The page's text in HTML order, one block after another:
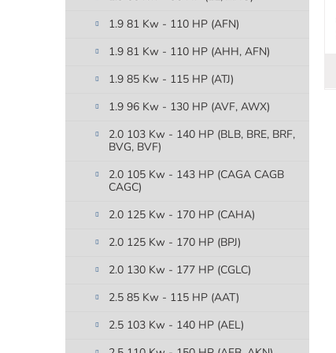
1.9 81 Kw - 110 HP (AFN)
1.9 81 Kw - 110 HP (AHH, AFN)
1.9 85 Kw - 115 HP (ATJ)
1.9 96 Kw - 130 HP (AVF, AWX)
2.0 103 Kw - 140 HP (BLB, BRE, BRF,
BVG, BVF)
2.0 105 Kw - 143 HP (CAGA CAGB
CAGC)
2.0 125 Kw - 170 HP (CAHA)
2.0 125 Kw - 170 HP (BPJ)
2.0 130 Kw - 177 HP (CGLC)
2.5 85 Kw - 115 HP (AAT)
2.5 103 Kw - 140 HP (AEL)